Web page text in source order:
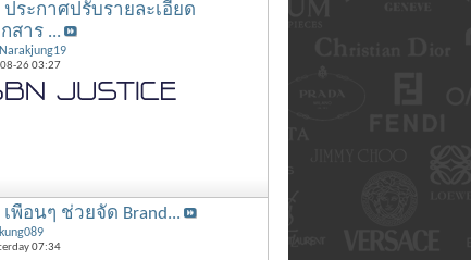
ประกาศปรับรายละเอียด
กสาร ...
Narakjung19
2603:27
เพื่อนๆ ช่วยจัด Brand...
kung089
07:34